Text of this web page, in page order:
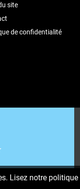
site
de confidentialité
Lisez notre